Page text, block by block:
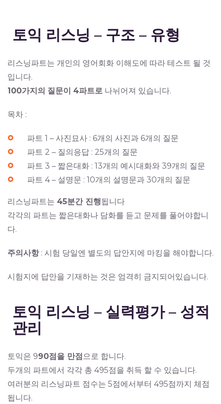
토익 리스닝 – 구조 – 유형
리스닝파트는 개인의 영어회화 이해도에 따라 테스트 될 것
입니다.
100가지의 질문이 4파트로 나뉘어져 있습니다.
목차 :
파트 1 – 사진묘사 : 6개의 사진과 6개의 질문
파트 2 – 질의응답 : 25개의 질문
파트 3 – 짧은대화 : 13개의 예시대화와 39개의 질문
파트 4 – 설명문 : 10개의 설명문과 30개의 질문
리스닝파트는 45분간 진행됩니다
각각의 파트는 짧은대화나 담화를 듣고 문제를 풀어야합니
다.
주의사항: 시험 당일엔 별도의 답안지에 마킹을 해야합니다.
시험지에 답안을 기재하는 것은 엄격히 금지되어있습니다.
토익 리스닝 – 실력평가 – 성적
관리
토익은 990점을 만점으로 합니다.
두개의 파트에서 각각 총 495점을 취득 할 수 있습니다.
여러분의 리스닝파트 점수는 5점에서부터 495점까지 체점
됩니다.